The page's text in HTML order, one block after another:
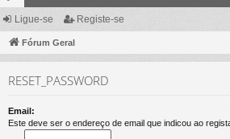
ór
un
Ligue-se Registe-se
Fórum Geral
RESET_PASSWORD
Email:
Este deve ser o endereço de email que indicou ao